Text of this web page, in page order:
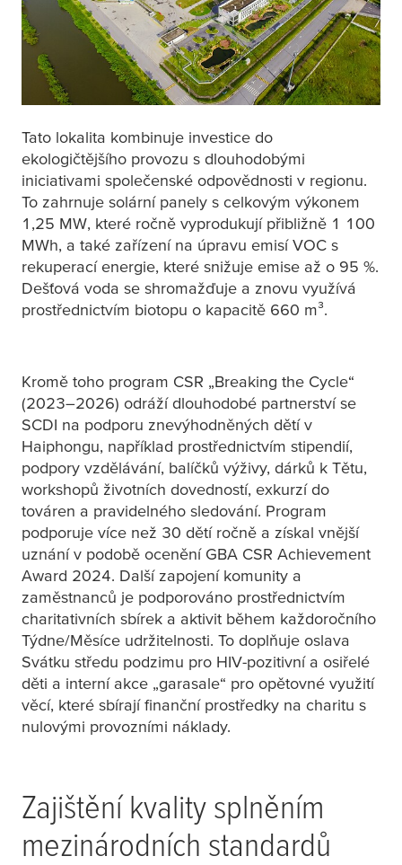
Tato lokalita kombinuje investice do
ekologičtějšího provozu s dlouhodobými
iniciativami společenské odpovědnosti v regionu.
To zahrnuje solární panely s celkovým výkonem
1,25 MW, které ročně vyprodukují přibližně 1 100
MWh, a také zařízení na úpravu emisí VOC s
rekuperací energie, které snižuje emise až o 95 %.
Dešťová voda se shromažďuje a znovu využívá
prostřednictvím biotopu o kapacitě 660 m³.
Kromě toho program CSR „Breaking the Cycle“
(2023–2026) odráží dlouhodobé partnerství se
SCDI na podporu znevýhodněných dětí v
Haiphongu, například prostřednictvím stipendií,
podpory vzdělávání, balíčků výživy, dárků k Tětu,
workshopů životních dovedností, exkurzí do
továren a pravidelného sledování. Program
podporuje více než 30 dětí ročně a získal vnější
uznání v podobě ocenění GBA CSR Achievement
Award 2024. Další zapojení komunity a
zaměstnanců je podporováno prostřednictvím
charitativních sbírek a aktivit během každoročního
Týdne/Měsíce udržitelnosti. To doplňuje oslava
Svátku středu podzimu pro HIV-pozitivní a osiřelé
děti a interní akce „garasale“ pro opětovné využití
věcí, které sbírají finanční prostředky na charitu s
nulovými provozními náklady.
Zajištění kvality splněním
mezinárodních standardů